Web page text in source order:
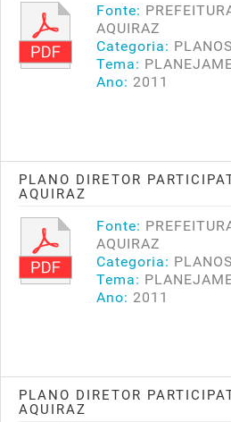
Fonte:
AQUIRAZ
Categoria:
Tema:
Ano: 2011
PLANO DIRETOR
AQUIRAZ
Fonte:
AQUIRAZ
Categoria:
Tema:
Ano: 2011
PLANO DIRETOR
AQUIRAZ